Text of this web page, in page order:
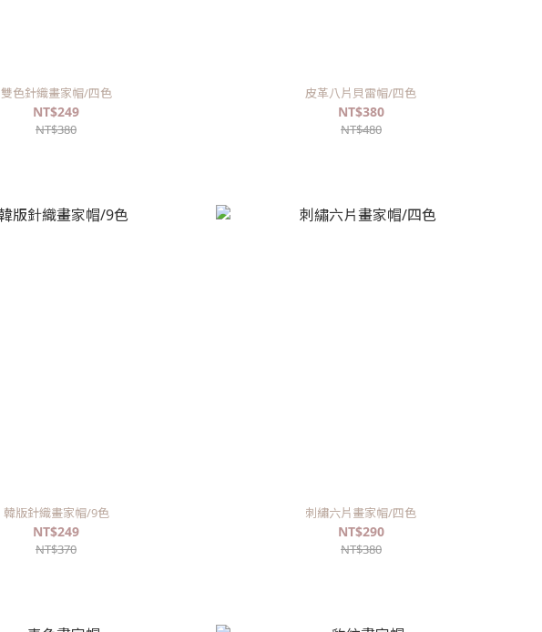
雙色針織畫家帽/四色
NT$249
NT$380
皮革八片貝雷帽/四色
NT$380
NT$480
韓版針織畫家帽/9色
NT$249
NT$370
刺繡六片畫家帽/四色
NT$290
NT$380